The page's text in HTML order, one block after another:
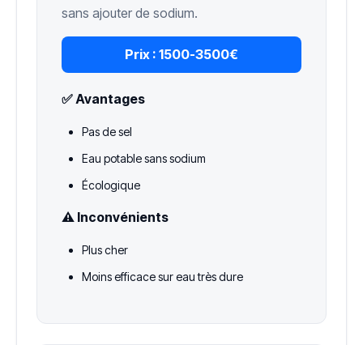
sans ajouter de sodium.
Prix : 1500-3500€
✅ Avantages
Pas de sel
Eau potable sans sodium
Écologique
⚠️ Inconvénients
Plus cher
Moins efficace sur eau très dure